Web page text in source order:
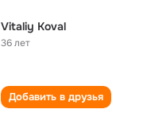
Vitaliy Koval
36 лет
Добавить в друзья